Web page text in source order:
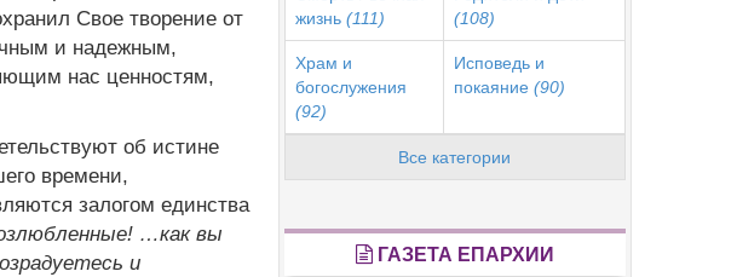
Свое творение от
и надежным,
нас ценностям,
об истине
времени,
залогом единства
…как вы
и
жизнь (111)
(108)
Храм и
богослужения
(92)
Исповедь и
покаяние (90)
Все категории
ГАЗЕТА ЕПАРХИИ